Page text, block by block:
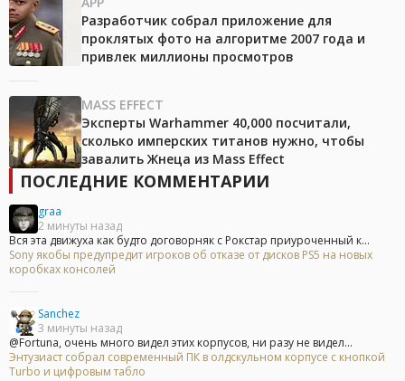
Разработчик собрал приложение для
проклятых фото на алгоритме 2007 года и
привлек миллионы просмотров
MASS EFFECT
Эксперты Warhammer 40,000 посчитали,
сколько имперских титанов нужно, чтобы
завалить Жнеца из Mass Effect
ПОСЛЕДНИЕ КОММЕНТАРИИ
graa
2 минуты назад
Вся эта движуха как будто договорняк с Рокстар приуроченный к...
Sony якобы предупредит игроков об отказе от дисков PS5 на новых
коробках консолей
Sanchez
3 минуты назад
@Fortuna, очень много видел этих корпусов, ни разу не видел...
Энтузиаст собрал современный ПК в олдскульном корпусе с кнопкой
Turbo и цифровым табло